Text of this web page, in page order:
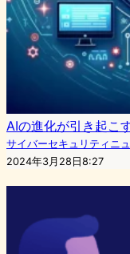
AIの進化が引き起こ
サイバーセキュリティニ
2024年3月28日8:27